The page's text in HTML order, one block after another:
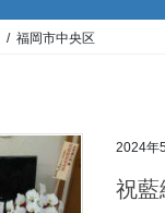
福岡市中央区
2024年
祝藍